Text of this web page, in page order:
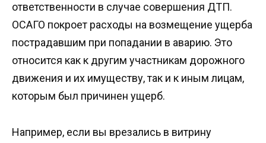
ответственности в случае совершения ДТП.
ОСАГО покроет расходы на возмещение ущерба
пострадавшим при попадании в аварию. Это
относится как к другим участникам дорожного
движения и их имуществу, так и к иным лицам,
которым был причинен ущерб.
Например, если вы врезались в витрину